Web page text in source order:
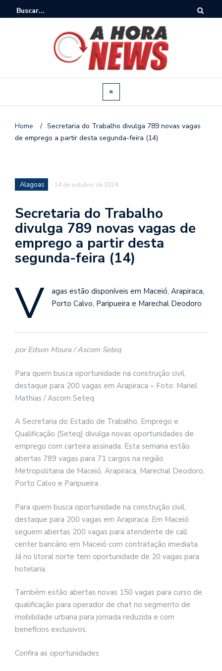
Home / Secretaria do Trabalho divulga 789 novas vagas
de emprego a partir desta segunda-feira (14)
Alagoas 14 de outubro de 2024
Secretaria do Trabalho
divulga 789 novas vagas de
emprego a partir desta
segunda-feira (14)
V
agas estão disponíveis em Maceió, Arapiraca,
Porto Calvo, Paripueira e Marechal Deodoro
por Edson Moura / Ascom Seteq
Para quem busca oportunidade na construção civil,
destaque para 200 vagas em Arapiraca – Foto: Mariel
Mathias / Ascom Seteq
A Secretaria do Estado de Trabalho, Emprego e
Qualificação (Seteq) divulga novas oportunidades de
emprego com carteira assinada. Esta semana estão
abertas 789 vagas para 71 cargos na região
Metropolitana de Maceió, Arapiraca, Marechal Deodoro,
Porto Calvo e Paripueira.
Para quem busca oportunidade na construção civil,
destaque para 200 vagas em Arapiraca. Em Maceió
seguem abertas 200 vagas para atendente de call
center bancário em Maceió com contratação imediata.
Já no litoral norte tem oportunidade de 20 vagas para
hotelaria.
Também estão abertas novas 150 vagas para curso de
qualificação para operador de chat no segmento de
mobilidade urbana para jornada reduzida e com
benefícios exclusivos.
Confira as oportunidades